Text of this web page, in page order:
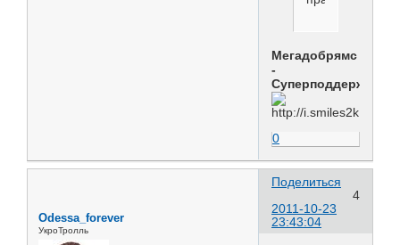
Мегадобрямс
-
Суперподдержамс
0
Поделиться
4
2011-10-23
23:43:04
Odessa_forever
УкроТролль